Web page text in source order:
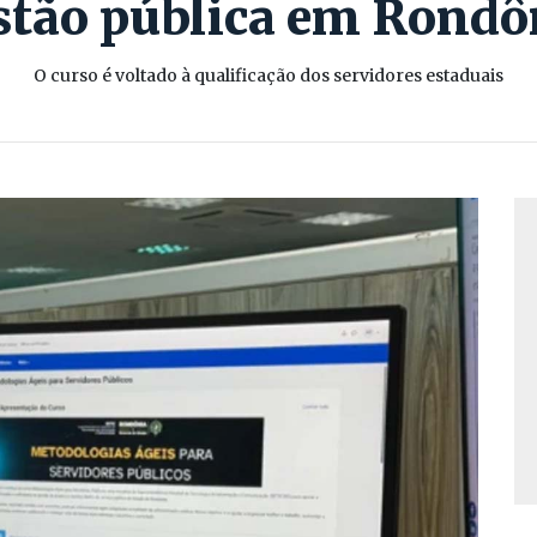
pública em
O curso é voltado à qualificação dos servidores estaduais